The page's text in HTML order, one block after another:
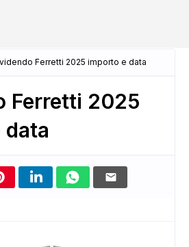
Ferretti 2025 importo e data
Ferretti 2025
data